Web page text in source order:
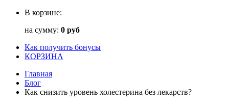
В корзине:
на сумму: 0 руб
Как получить бонусы
КОРЗИНА
Главная
Блог
Как снизить уровень холестерина без лекарств?